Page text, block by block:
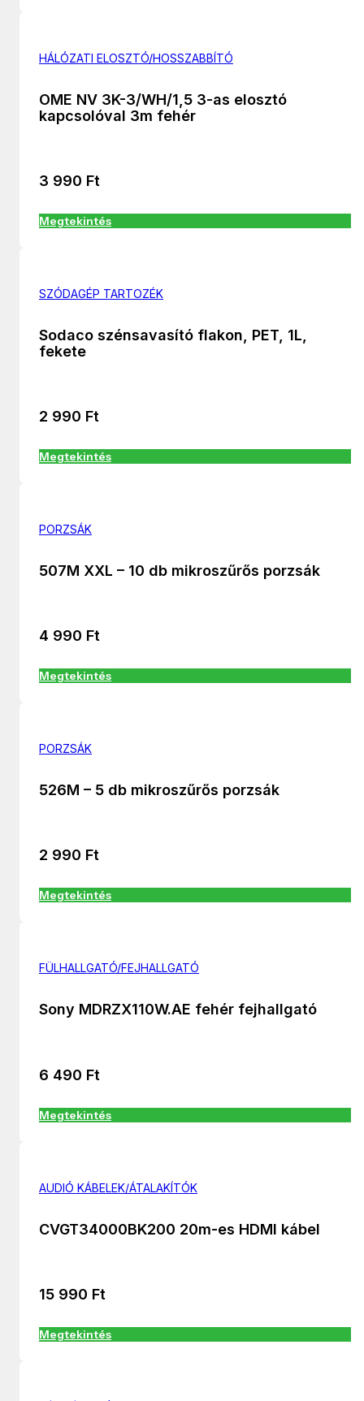
HÁLÓZATI ELOSZTÓ/HOSSZABBÍTÓ
OME NV 3K-3/WH/1,5 3-as elosztó
kapcsolóval 3m fehér
3 990 Ft
Megtekintés
SZÓDAGÉP TARTOZÉK
Sodaco szénsavasító flakon, PET, 1L,
fekete
2 990 Ft
Megtekintés
PORZSÁK
507M XXL – 10 db mikroszűrős porzsák
4 990 Ft
Megtekintés
PORZSÁK
526M – 5 db mikroszűrős porzsák
2 990 Ft
Megtekintés
FÜLHALLGATÓ/FEJHALLGATÓ
Sony MDRZX110W.AE fehér fejhallgató
6 490 Ft
Megtekintés
AUDIÓ KÁBELEK/ÁTALAKÍTÓK
CVGT34000BK200 20m-es HDMI kábel
15 990 Ft
Megtekintés